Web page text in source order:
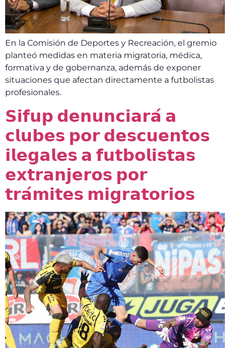
En la Comisión de Deportes y Recreación, el gremio
planteó medidas en materia migratoria, médica,
formativa y de gobernanza, además de exponer
situaciones que afectan directamente a futbolistas
profesionales.
𝗦𝗶𝗳𝘂𝗽 𝗱𝗲𝗻𝘂𝗻𝗰𝗶𝗮𝗿𝗮́ 𝗮
𝗰𝗹𝘂𝗯𝗲𝘀 𝗽𝗼𝗿 𝗱𝗲𝘀𝗰𝘂𝗲𝗻𝘁𝗼𝘀
𝗶𝗹𝗲𝗴𝗮𝗹𝗲𝘀 𝗮 𝗳𝘂𝘁𝗯𝗼𝗹𝗶𝘀𝘁𝗮𝘀
𝗲𝘅𝘁𝗿𝗮𝗻𝗷𝗲𝗿𝗼𝘀 𝗽𝗼𝗿
𝘁𝗿𝗮́𝗺𝗶𝘁𝗲𝘀 𝗺𝗶𝗴𝗿𝗮𝘁𝗼𝗿𝗶𝗼𝘀